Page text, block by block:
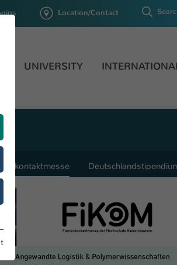
Location/Contact
UNIVERSITY